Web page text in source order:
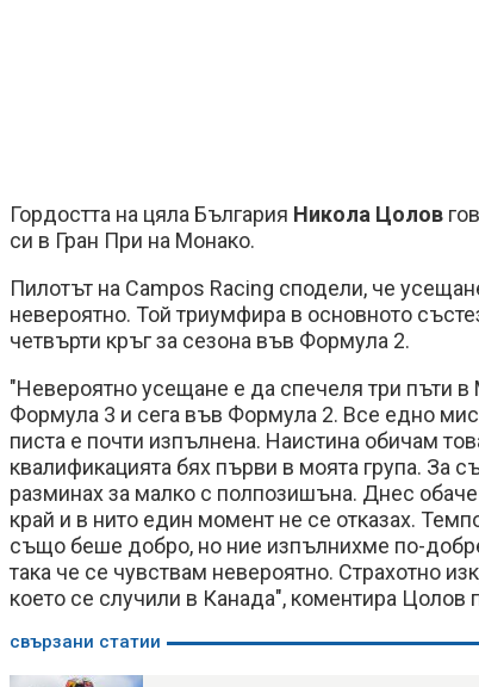
Гордостта на цяла България Никола Цолов
си в Гран При на Монако.
Пилотът на Campos Racing сподели, че
невероятно. Той триумфира в основното
четвърти кръг за сезона във Формула 2.
"Невероятно усещане е да спечеля три пъти в
Формула 3 и сега във Формула 2. Все едно
писта е почти изпълнена. Наистина обичам
квалификацията бях първи в моята група. За
разминах за малко с полпозишъна. Днес
край и в нито един момент не се отказах.
също беше добро, но ние изпълнихме по-добре
така че се чувствам невероятно. Страхотно
което се случили в Канада", коментира Цолов
свързани статии